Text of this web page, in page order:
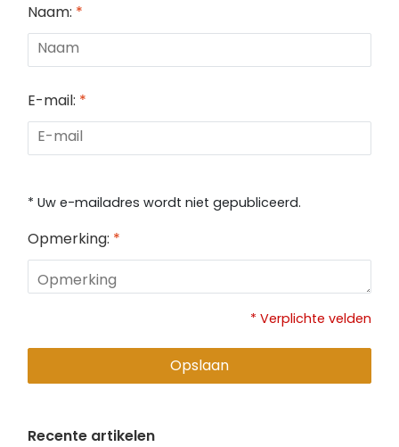
Naam: *
E-mail: *
* Uw e-mailadres wordt niet gepubliceerd.
Opmerking: *
* Verplichte velden
Opslaan
Recente artikelen